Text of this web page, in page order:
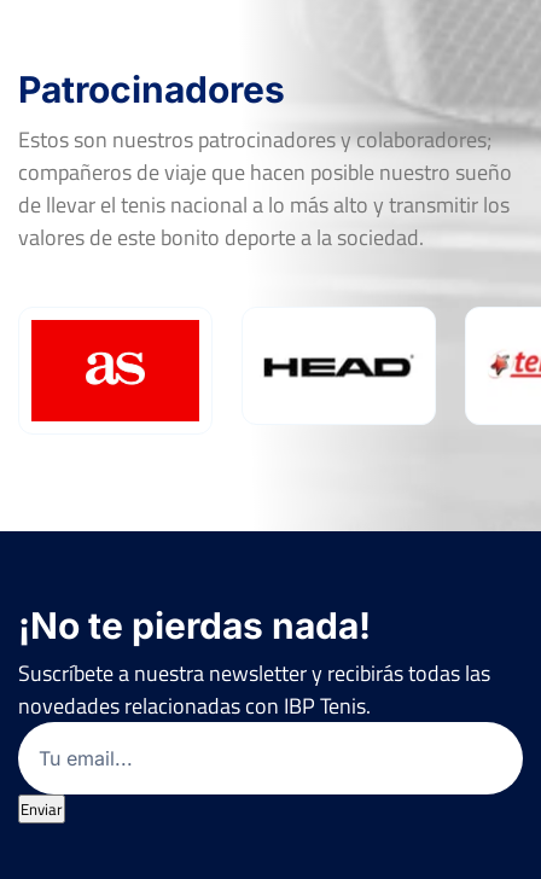
Patrocinadores
Estos son nuestros patrocinadores y colaboradores;
compañeros de viaje que hacen posible nuestro sueño
de llevar el tenis nacional a lo más alto y transmitir los
valores de este bonito deporte a la sociedad.
¡No te pierdas nada!
Suscríbete a nuestra newsletter y recibirás todas las
novedades relacionadas con IBP Tenis.
Email
Enviar